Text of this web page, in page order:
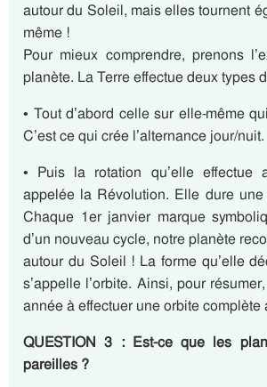
autour du Soleil, mais elles tournent
même !
Pour mieux comprendre, prenons
planète. La Terre effectue deux types
• Tout d’abord celle sur elle-même
C’est ce qui crée l’alternance jour/nuit.
• Puis la rotation qu’elle effectue
appelée la Révolution. Elle dure une
Chaque 1er janvier marque
d’un nouveau cycle, notre planète
autour du Soleil ! La forme qu’elle
s’appelle l’orbite. Ainsi, pour
année à effectuer une orbite complète
QUESTION 3 : Est-ce que les
pareilles ?